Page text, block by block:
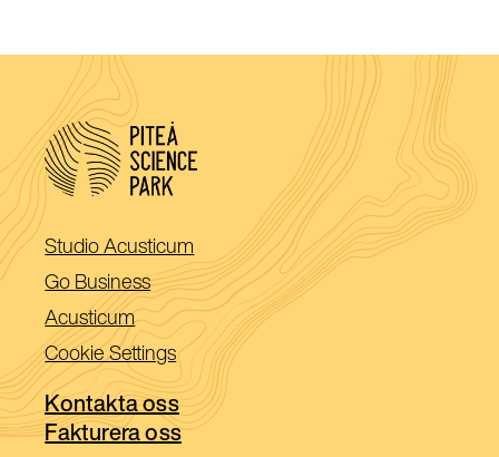
Studio Acusticum (Öppnas
i
ett
nytt
fönster)
Go Business(Öppnas
i
ett
nytt
fönster)
Acusticum(Öppnas
i
ett
nytt
fönster)
Cookie Settings
Kontakta oss
Fakturera oss